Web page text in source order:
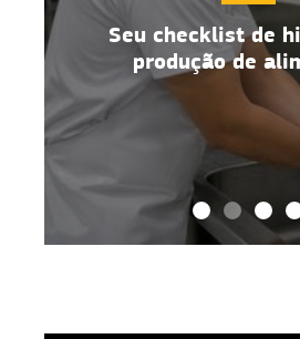
Seu checklist de
produção de